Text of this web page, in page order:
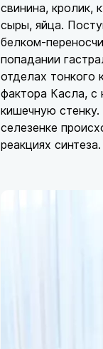
свинина, кролик,
сыры, яйца.
белком-
попадании
отделах тонкого
фактора Касла, с
кишечную
селезенке
реакциях синтеза.